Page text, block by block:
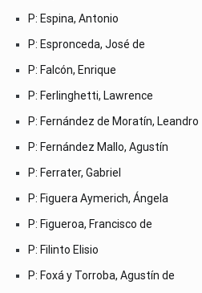
P: Espina, Antonio
P: Espronceda, José de
P: Falcón, Enrique
P: Ferlinghetti, Lawrence
P: Fernández de Moratín, Leandro
P: Fernández Mallo, Agustín
P: Ferrater, Gabriel
P: Figuera Aymerich, Ángela
P: Figueroa, Francisco de
P: Filinto Elisio
P: Foxá y Torroba, Agustín de